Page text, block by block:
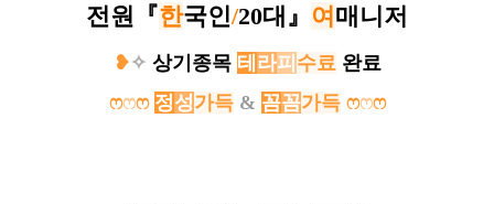
전원 『한국인/20대 』 여 매니저
❥✧ 상기종목 테 라피 수료 완료
ෆෆෆ 정성가득 & 꼼꼼가득 ෆෆෆ